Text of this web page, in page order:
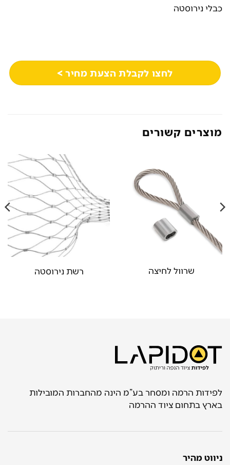
כבלי נירוסטה
לחצו לקבלת הצעת מחיר >
מוצרים קשורים
שרוול לחיצה רשת נירוסטה
לפידות הרמה ומסחר בע”מ הינה מהחברות המובילות
בארץ בתחום ציוד ההרמה
ניווט מהיר